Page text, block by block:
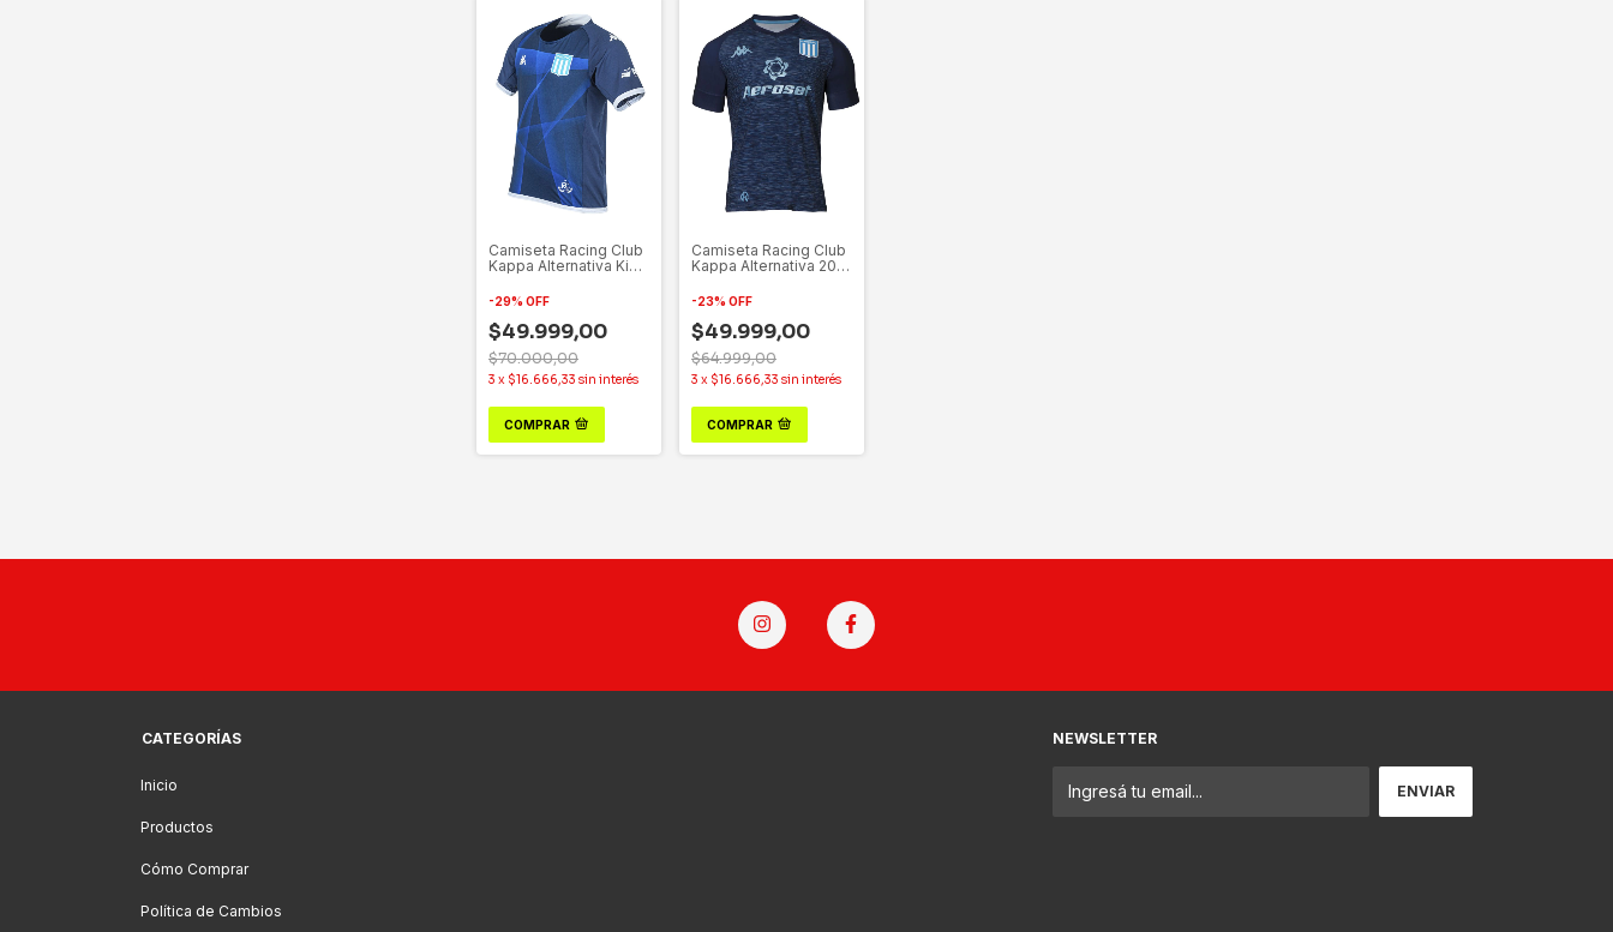
Camiseta Racing Club
Kappa Alternativa Kids
-29% OFF
$49.999,00
$70.000,00
3 x $16.666,33 sin interés
COMPRAR
Camiseta Racing Club
Kappa Alternativa 2021
-23% OFF
$49.999,00
$64.999,00
3 x $16.666,33 sin interés
COMPRAR
CATEGORÍAS
Inicio
Productos
Cómo Comprar
Política de Cambios
NEWSLETTER